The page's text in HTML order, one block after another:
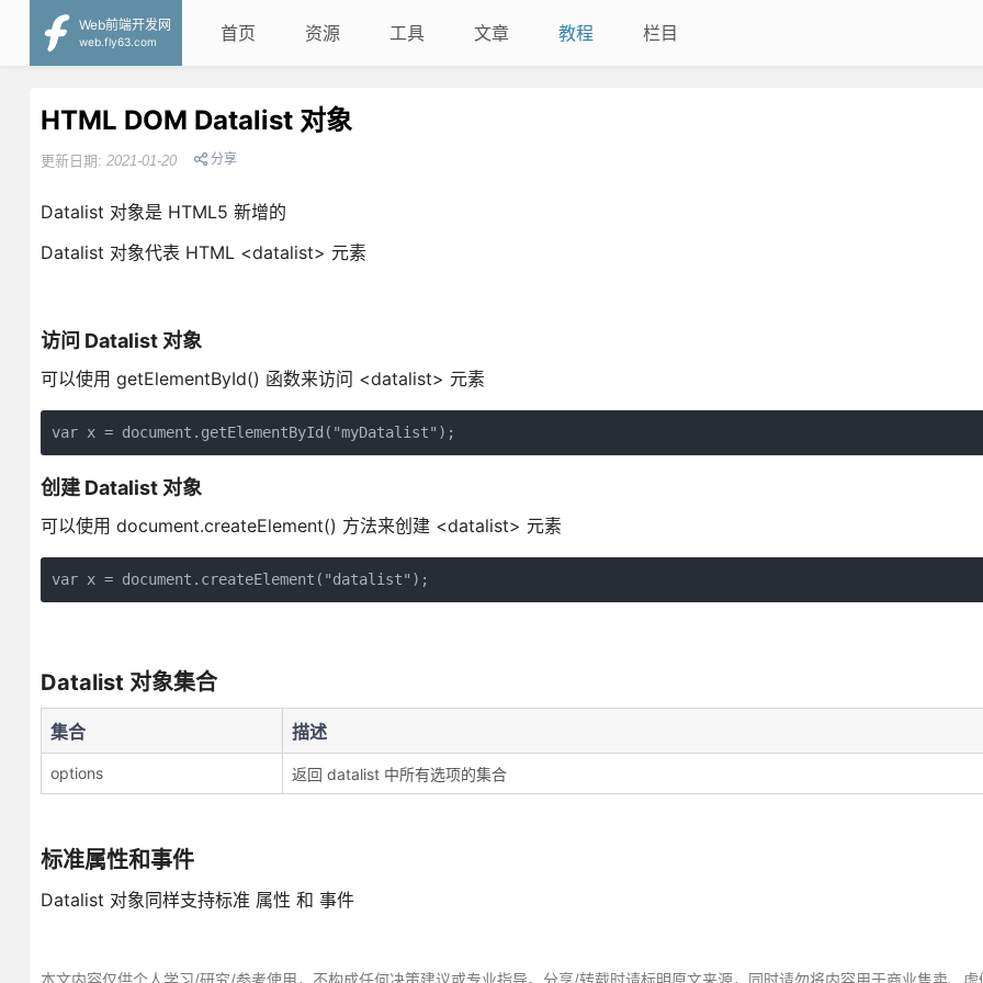
Web前端开发网
web.fly63.com
首页 资源 工具 文章 教程 栏目
HTML DOM Datalist 对象
更新日期: 2021-01-20 分享
Datalist 对象是 HTML5 新增的
Datalist 对象代表 HTML <datalist> 元素
访问 Datalist 对象
可以使用 getElementById() 函数来访问 <datalist> 元素
var x = document.getElementById("myDatalist");
创建 Datalist 对象
可以使用 document.createElement() 方法来创建 <datalist> 元素
Datalist 对象集合
集合 描述
options 返回 datalist 中所有选项的集合
标准属性和事件
Datalist 对象同样支持标准 属性 和 事件
本文内容仅供个人学习/研究/参考使用，不构成任何决策建议或专业指导。分享/转载时请标明原文来源，同时请勿将内容用于商业售卖、虚